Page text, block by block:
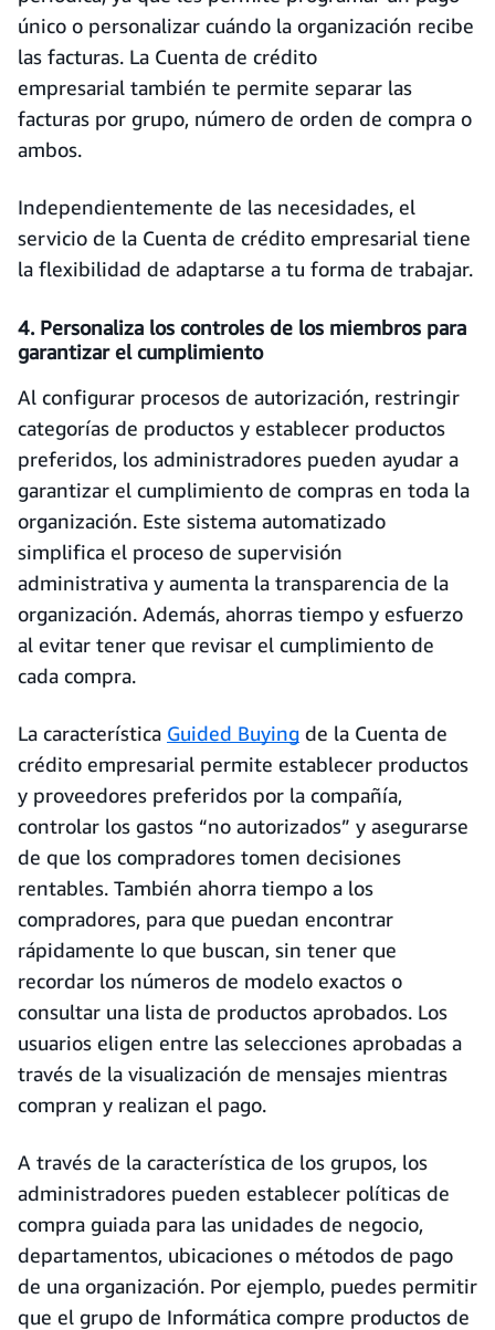
único o personalizar cuándo la organización recibe
las facturas. La Cuenta de crédito
empresarial también te permite separar las
facturas por grupo, número de orden de compra o
ambos.
Independientemente de las necesidades, el
servicio de la Cuenta de crédito empresarial tiene
la flexibilidad de adaptarse a tu forma de trabajar.
4. Personaliza los controles de los miembros para
garantizar el cumplimiento
Al configurar procesos de autorización, restringir
categorías de productos y establecer productos
preferidos, los administradores pueden ayudar a
garantizar el cumplimiento de compras en toda la
organización. Este sistema automatizado
simplifica el proceso de supervisión
administrativa y aumenta la transparencia de la
organización. Además, ahorras tiempo y esfuerzo
al evitar tener que revisar el cumplimiento de
cada compra.
La característica Guided Buying de la Cuenta de
crédito empresarial permite establecer productos
y proveedores preferidos por la compañía,
controlar los gastos “no autorizados” y asegurarse
de que los compradores tomen decisiones
rentables. También ahorra tiempo a los
compradores, para que puedan encontrar
rápidamente lo que buscan, sin tener que
recordar los números de modelo exactos o
consultar una lista de productos aprobados. Los
usuarios eligen entre las selecciones aprobadas a
través de la visualización de mensajes mientras
compran y realizan el pago.
A través de la característica de los grupos, los
administradores pueden establecer políticas de
compra guiada para las unidades de negocio,
departamentos, ubicaciones o métodos de pago
de una organización. Por ejemplo, puedes permitir
que el grupo de Informática compre productos de